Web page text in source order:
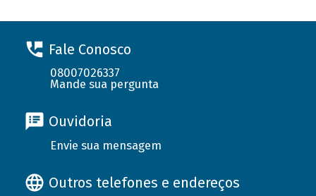
Fale Conosco
08007026337
Mande sua pergunta
Ouvidoria
Envie sua mensagem
Outros telefones e endereços